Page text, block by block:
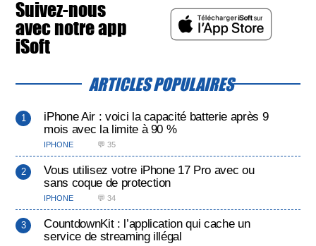
Suivez-nous
avec notre app
iSoft
ARTICLES POPULAIRES
iPhone Air : voici la capacité batterie après 9
mois avec la limite à 90 %
IPHONE 💬 35
Vous utilisez votre iPhone 17 Pro avec ou
sans coque de protection
IPHONE 💬 34
CountdownKit : l’application qui cache un
service de streaming illégal